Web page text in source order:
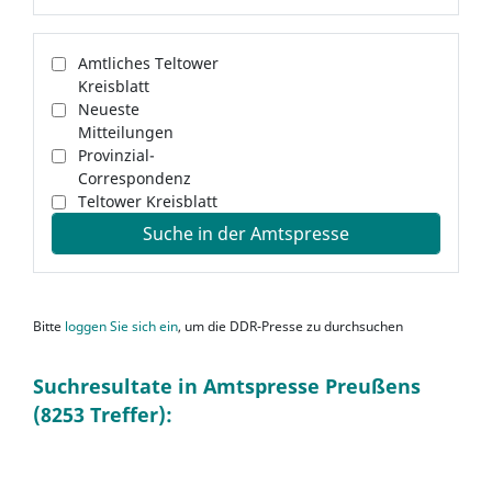
Amtliches Teltower
Kreisblatt
Neueste
Mitteilungen
Provinzial-
Correspondenz
Teltower Kreisblatt
Suche in der Amtspresse
Bitte loggen Sie sich ein, um die DDR-Presse zu durchsuchen
Suchresultate in Amtspresse Preußens
(8253 Treffer):